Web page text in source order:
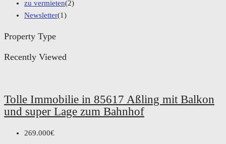
zu vermieten(2)
Newsletter(1)
Property Type
Recently Viewed
Tolle Immobilie in 85617 Aßling mit Balkon
und super Lage zum Bahnhof
269.000€